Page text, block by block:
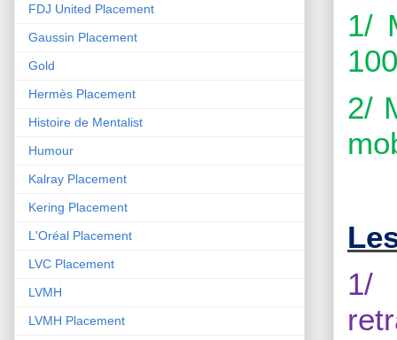
1/
2/
1/
FDJ United Placement
Gaussin Placement
Gold
Hermès Placement
Histoire de Mentalist
Humour
Kalray Placement
Kering Placement
L'Oréal Placement
LVC Placement
LVMH
LVMH Placement